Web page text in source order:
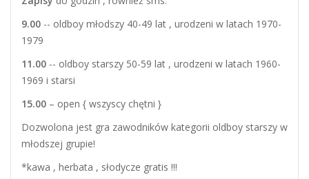
9.00 -- oldboy młodszy 40-49 lat , urodzeni w latach 1970-
1979
11.00 -- oldboy starszy 50-59 lat , urodzeni w latach 1960-
1969 i starsi
15.00 – open { wszyscy chętni }
Dozwolona jest gra zawodników kategorii oldboy starszy w
młodszej grupie!
*kawa , herbata , słodycze gratis !!!